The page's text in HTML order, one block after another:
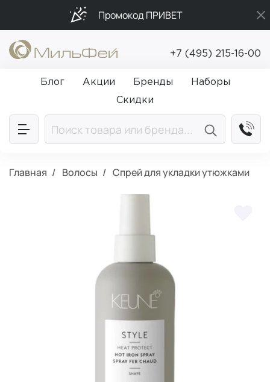
Промокод ПРИВЕТ
Подарки в каждый заказ от 5 000₽
Бесплатная доставка от 5 000₽
+7 (495) 215-16-00
Блог Акции Бренды
Наборы
Скидки
Главная Волосы Спрей для укладки утюжками